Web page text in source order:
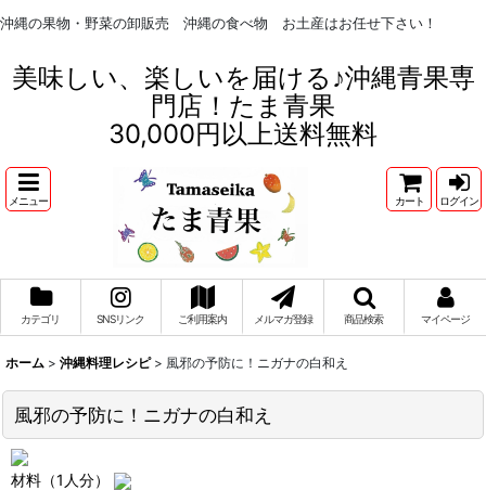
沖縄の果物・野菜の卸販売 沖縄の食べ物 お土産はお任せ下さい！
美味しい、楽しいを届ける♪沖縄青果専
門店！たま青果
30,000円以上送料無料
メニュー カート ログイン
カテゴリ SNSリンク ご利用案内 メルマガ登録 商品検索 マイページ
ホーム > 沖縄料理レシピ > 風邪の予防に！ニガナの白和え
風邪の予防に！ニガナの白和え
材料（1人分）